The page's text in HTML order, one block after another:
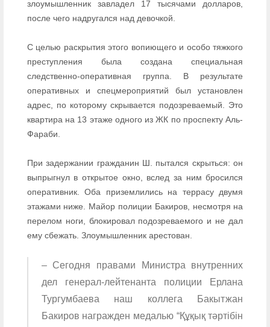
злоумышленник завладел 17 тысячами долларов,
после чего надругался над девочкой.
С целью раскрытия этого вопиющего и особо тяжкого
преступления была создана специальная
следственно-оперативная группа. В результате
оперативных и спецмероприятий был установлен
адрес, по которому скрывается подозреваемый. Это
квартира на 13 этаже одного из ЖК по проспекту Аль-
Фараби.
При задержании гражданин Ш. пытался скрыться: он
выпрыгнул в открытое окно, вслед за ним бросился
оперативник. Оба приземлились на террасу двумя
этажами ниже. Майор полиции Бакиров, несмотря на
перелом ноги, блокировал подозреваемого и не дал
ему сбежать. Злоумышленник арестован.
– Сегодня правами Министра внутренних
дел генерал-лейтенанта полиции Ерлана
Тургумбаева наш коллега Бакытжан
Бакиров награжден медалью “Құқық тәртібін